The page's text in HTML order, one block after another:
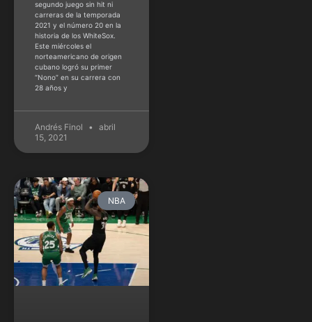
segundo juego sin hit ni
carreras de la temporada
2021 y el número 20 en la
historia de los WhiteSox.
Este miércoles el
norteamericano de origen
cubano logró su primer
“Nono” en su carrera con
28 años y
Andrés Finol
abril
15, 2021
NBA